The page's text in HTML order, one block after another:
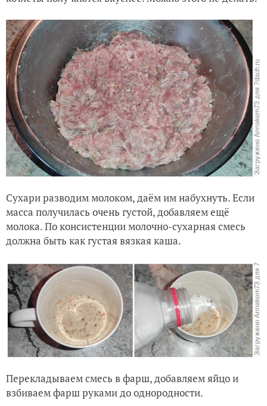
Сухари разводим молоком, даём им набухнуть. Если
масса получилась очень густой, добавляем ещё
молока. По консистенции молочно-сухарная смесь
должна быть как густая вязкая каша.
Перекладываем смесь в фарш, добавляем яйцо и
взбиваем фарш руками до однородности.